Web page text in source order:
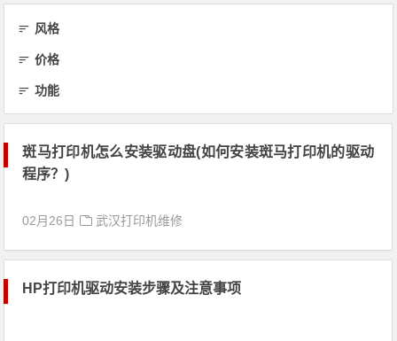
风格
价格
功能
斑马打印机怎么安装驱动盘(如何安装斑马打印机的驱动
程序？)
02月26日 武汉打印机维修
HP打印机驱动安装步骤及注意事项